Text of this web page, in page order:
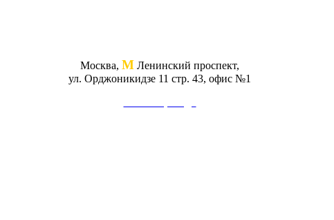
Москва, М Ленинский проспект,
ул. Орджоникидзе 11 стр. 43, офис №1